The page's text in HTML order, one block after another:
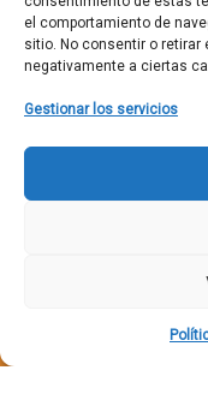
el comportamiento de
sitio. No consentir o
negativamente a ciertas
Gestionar los serviciosPonte
Buscar: